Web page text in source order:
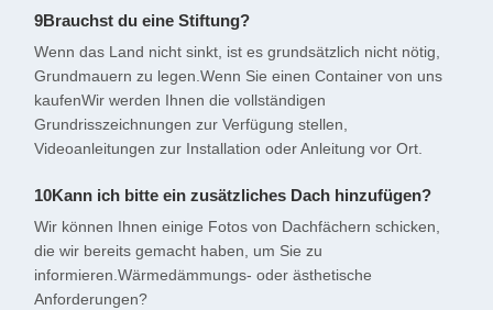
9Brauchst du eine Stiftung?
Wenn das Land nicht sinkt, ist es grundsätzlich nicht nötig,
Grundmauern zu legen.Wenn Sie einen Container von uns
kaufenWir werden Ihnen die vollständigen
Grundrisszeichnungen zur Verfügung stellen,
Videoanleitungen zur Installation oder Anleitung vor Ort.
10Kann ich bitte ein zusätzliches Dach hinzufügen?
Wir können Ihnen einige Fotos von Dachfächern schicken,
die wir bereits gemacht haben, um Sie zu
informieren.Wärmedämmungs- oder ästhetische
Anforderungen?